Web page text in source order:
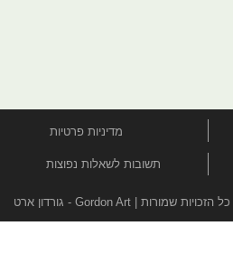
מדיניות פרטיות
תשובות לשאלות נפוצות